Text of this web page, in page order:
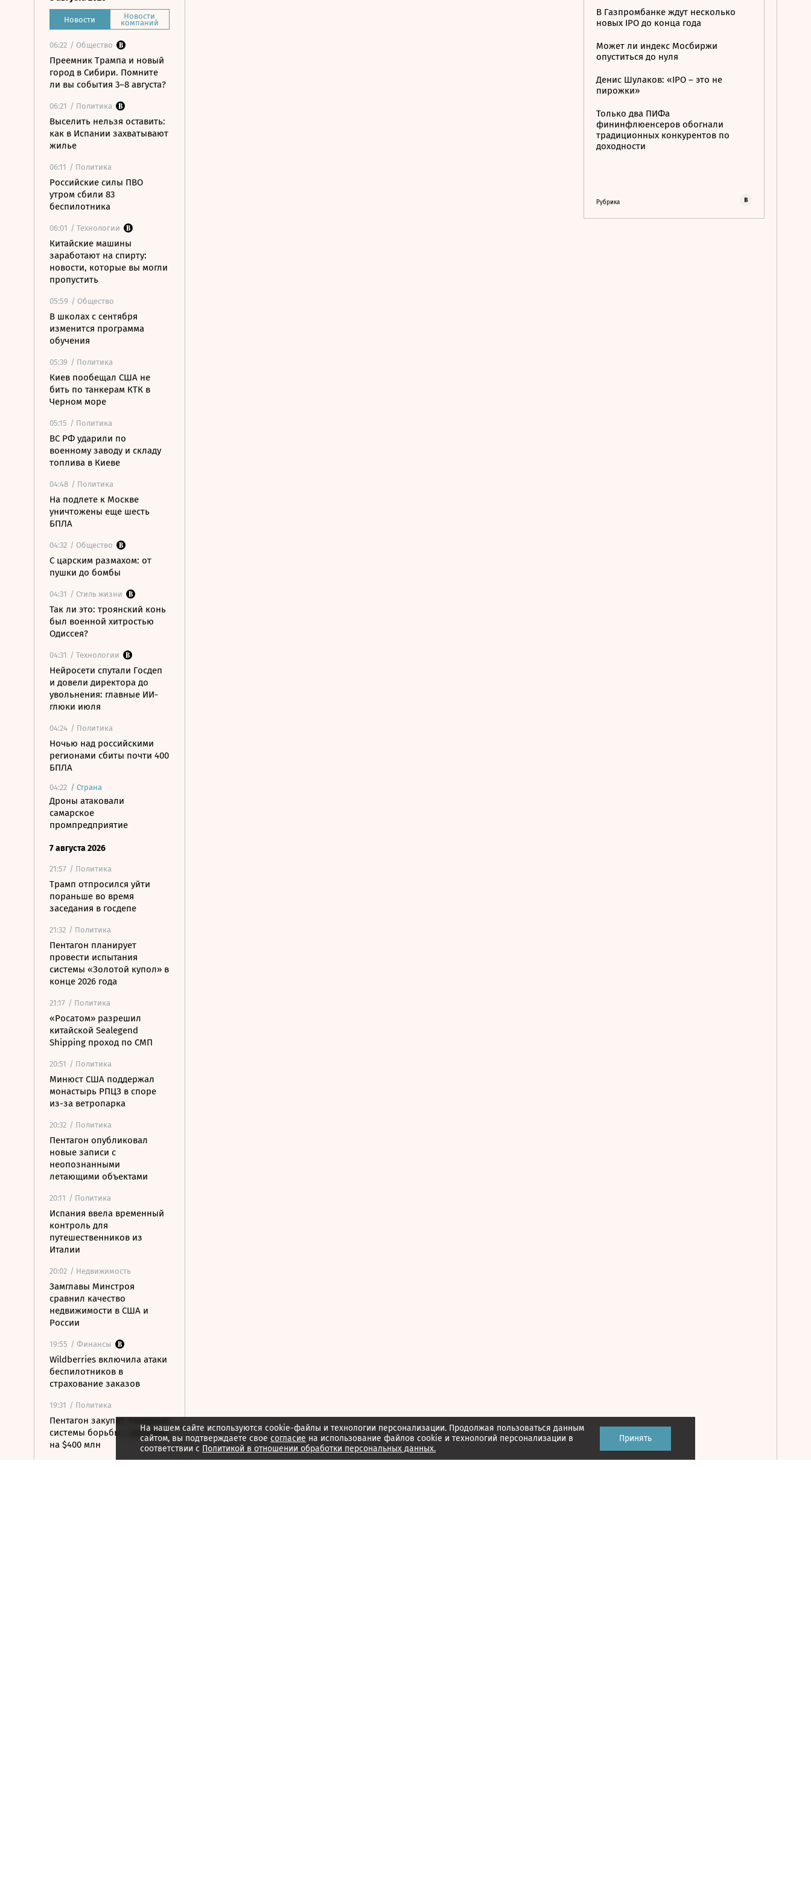
Новости Новости
компаний
06:22 / Общество
Преемник Трампа и новый
город в Сибири. Помните
ли вы события 3–8 августа?
06:21 / Политика
Выселить нельзя оставить:
как в Испании захватывают
жилье
06:11 / Политика
Российские силы ПВО
утром сбили 83
беспилотника
06:01 / Технологии
Китайские машины
заработают на спирту:
новости, которые вы могли
пропустить
05:59 / Общество
В школах с сентября
изменится программа
обучения
05:39 / Политика
Киев пообещал США не
бить по танкерам КТК в
Черном море
05:15 / Политика
ВС РФ ударили по
военному заводу и складу
топлива в Киеве
04:48 / Политика
На подлете к Москве
уничтожены еще шесть
БПЛА
04:32 / Общество
С царским размахом: от
пушки до бомбы
04:31 / Стиль жизни
Так ли это: троянский конь
был военной хитростью
Одиссея?
04:31 / Технологии
Нейросети спутали Госдеп
и довели директора до
увольнения: главные ИИ-
глюки июля
04:24 / Политика
Ночью над российскими
регионами сбиты почти 400
БПЛА
04:22 / Страна
Дроны атаковали
самарское
промпредприятие
7 августа 2026
21:57 / Политика
Трамп отпросился уйти
пораньше во время
заседания в госдепе
21:32 / Политика
Пентагон планирует
провести испытания
системы «Золотой купол» в
конце 2026 года
21:17 / Политика
«Росатом» разрешил
китайской Sealegend
Shipping проход по СМП
20:51 / Политика
Минюст США поддержал
монастырь РПЦЗ в споре
из-за ветропарка
20:32 / Политика
Пентагон опубликовал
новые записи с
неопознанными
летающими объектами
20:11 / Политика
Испания ввела временный
контроль для
путешественников из
Италии
20:02 / Недвижимость
Замглавы Минстроя
сравнил качество
недвижимости в США и
России
19:55 / Финансы
Wildberries включила атаки
беспилотников в
страхование заказов
19:31 / Политика
Пентагон закупит лазерные
системы борьбы с дронами
на $400 млн
В Газпромбанке ждут несколько
новых IPO до конца года
Может ли индекс Мосбиржи
опуститься до нуля
Денис Шулаков: «IPO – это не
пирожки»
Только два ПИФа
фининфлюенсеров обогнали
традиционных конкурентов по
доходности
Рубрика
На нашем сайте используются cookie-файлы и технологии персонализации. Продолжая пользоваться данным
сайтом, вы подтверждаете свое согласие на использование файлов cookie и технологий персонализации в
соответствии с Политикой в отношении обработки персональных данных.
Принять